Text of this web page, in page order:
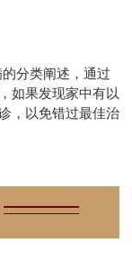
分类阐述，通过
如果发现家中有以
，以免错过最佳治